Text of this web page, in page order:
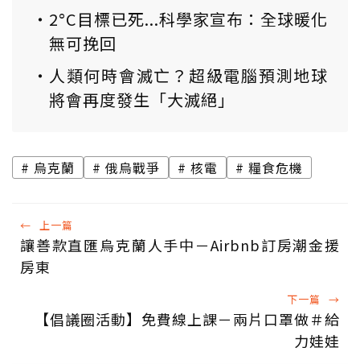
2°C目標已死...科學家宣布：全球暖化
無可挽回
人類何時會滅亡？超級電腦預測地球
將會再度發生「大滅絕」
烏克蘭 俄烏戰爭 核電 糧食危機
← 上一篇
讓善款直匯烏克蘭人手中－Airbnb訂房潮金援
房東
下一篇 →
【倡議圈活動】免費線上課－兩片口罩做＃給
力娃娃